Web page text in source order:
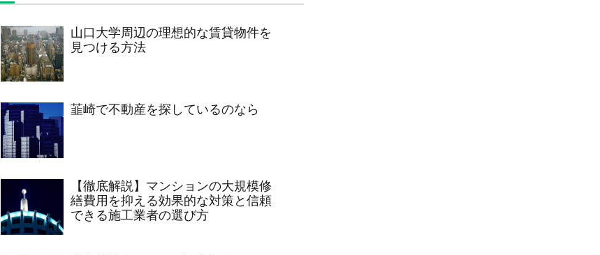
山口大学周辺の理想的な賃貸物件を
見つける方法
韮崎で不動産を探しているのなら
【徹底解説】マンションの大規模修
繕費用を抑える効果的な対策と信頼
できる施工業者の選び方